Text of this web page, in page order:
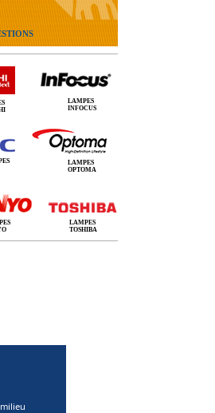
LAMPES
INFOCUS
LAMPES
OPTOMA
LAMPES
TOSHIBA